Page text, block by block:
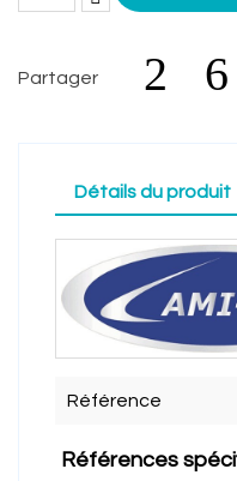
Partager
Détails du produit
Référence
Références